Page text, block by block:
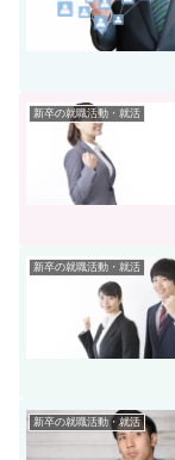
新卒の就職活動・就活
新卒の就職活動・就活
新卒の就職活動・就活